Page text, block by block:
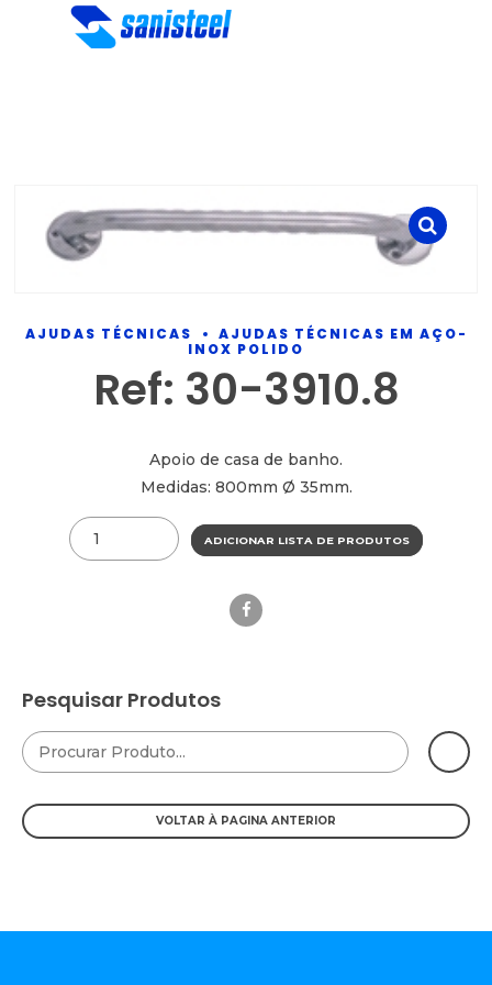
AJUDAS TÉCNICAS
AJUDAS TÉCNICAS EM AÇO-
INOX POLIDO
Ref: 30-3910.8
Apoio de casa de banho.
Medidas: 800mm Ø 35mm.
Quantity
ADICIONAR LISTA DE PRODUTOS
Pesquisar Produtos